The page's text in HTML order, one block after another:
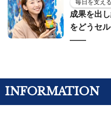
毎日を支え
成果を出
をどうセ
——
INFORMATION